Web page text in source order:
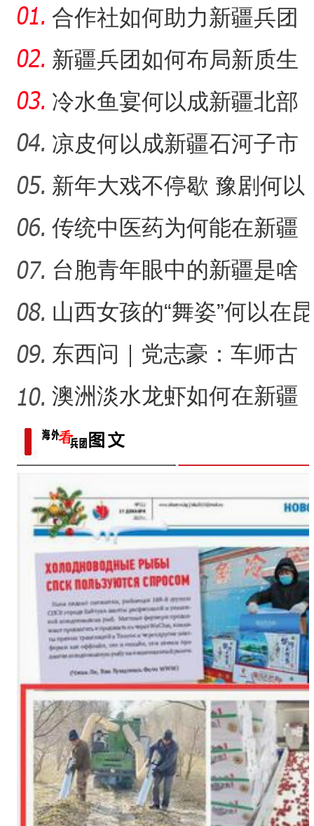
合作社如何助力新疆兵团
民众“花样”增收？
新疆兵团如何布局新质生
产力的发展？
冷水鱼宴何以成新疆北部
的城市名片？
凉皮何以成新疆石河子市
的味觉记忆？
新年大戏不停歇 豫剧何以
在新疆兵团备受青睐？
传统中医药为何能在新疆
兵团焕发新活力？
台胞青年眼中的新疆是啥
样？
山西女孩的“舞姿”何以在昆
仑山下结硕果？
东西问｜党志豪：车师古
道怎样成为丝绸之路的要
道
澳洲淡水龙虾如何在新疆
沙漠地区“安家”？